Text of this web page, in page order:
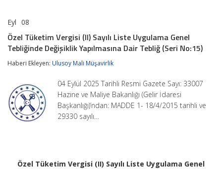
Eyl 08
Vergisi
(II)
Liste
Tebliğinde
Değişiklik
Yapılmasına
Dair
Özel Tüketim Vergisi (II) Sayılı Liste Uygulama Genel
Tebliğinde Değişiklik Yapılmasına Dair Tebliğ (Seri No:15)
Haberi Ekleyen: Ulusoy Mali Müşavirlik
04 Eylül 2025 Tarihli Resmi Gazete Sayı: 33007
Hazine ve Maliye Bakanlığı (Gelir İdaresi
Başkanlığı)’ndan: MADDE 1- 18/4/2015 tarihli ve
29330 sayılı…
Özel Tüketim Vergisi (II) Sayılı Liste Uygulama Genel